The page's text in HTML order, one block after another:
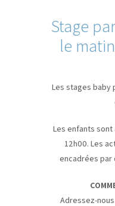
Stage
le
Les stages baby
Les enfants sont
12h00. Les
encadrées par
Adressez-